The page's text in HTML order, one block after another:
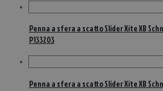
Penna a sfera a scatto Slider Xite XB
P133203
Penna a sfera a scatto Slider Xite XB